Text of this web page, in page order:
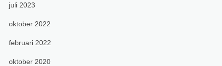
juli 2023
oktober 2022
februari 2022
oktober 2020